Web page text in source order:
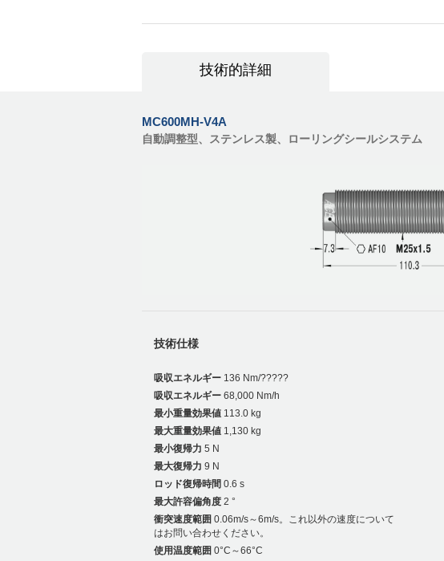
技術的詳細
MC600MH-V4A
自動調整型、ステンレス製、ローリングシールシステム
技術仕様
吸収エネルギー 136 Nm/?????
吸収エネルギー 68,000 Nm/h
最小重量効果値 113.0 kg
最大重量効果値 1,130 kg
最小復帰力 5 N
最大復帰力 9 N
ロッド復帰時間 0.6 s
最大許容偏角度 2 °
衝突速度範囲 0.06m/s～6m/s。これ以外の速度について
はお問い合わせください。
使用温度範囲 0°C～66°C